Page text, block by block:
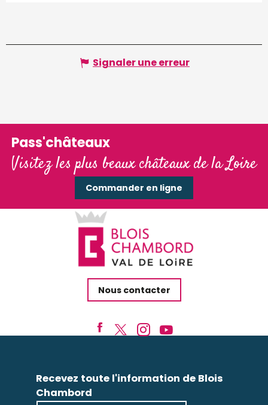
Signaler une erreur
Pass'châteaux
Visitez les plus beaux châteaux de la Loire
Commander en ligne
Nous contacter
Recevez toute l'information de Blois
Chambord